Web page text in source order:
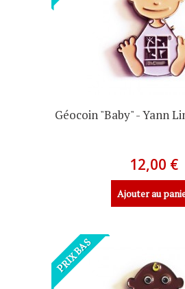
Géocoin "Baby" - Yann
12,00 €
Ajouter au
PRIX BAS